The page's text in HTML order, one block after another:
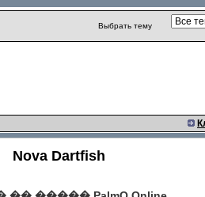
Выбрать тему
Nova Dartfish